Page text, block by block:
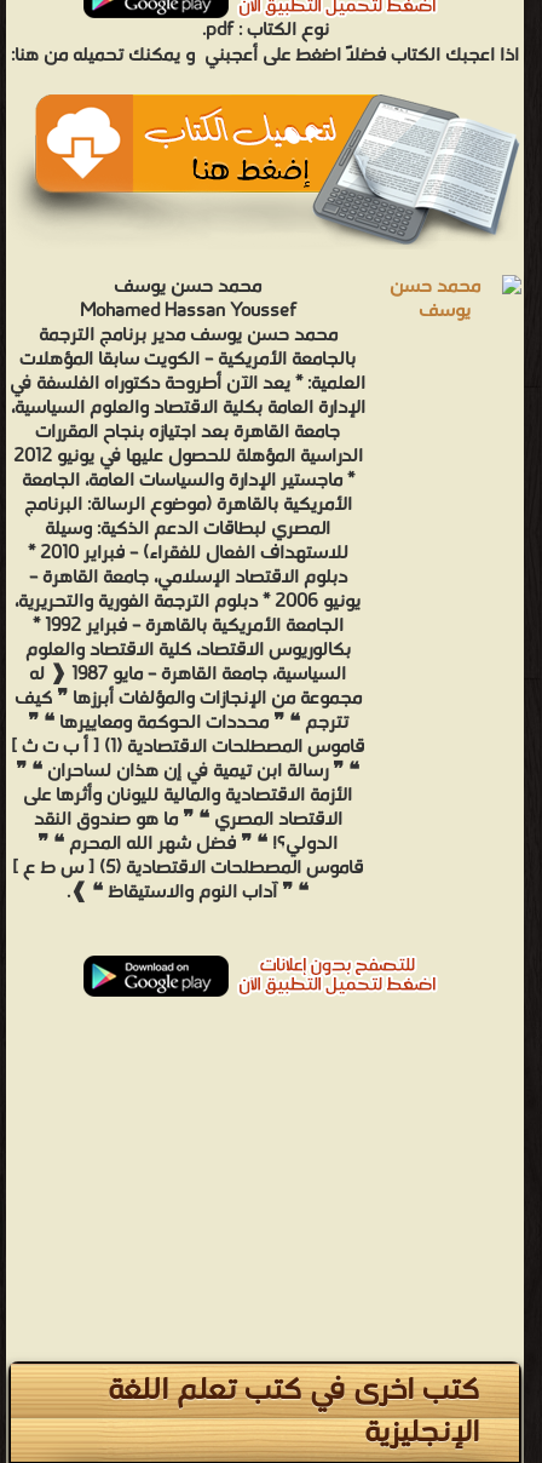
نوع الكتاب :pdf.
اذا اعجبك الكتاب فضلاً اضغط على أعجبني و يمكنك تحميله من هنا:
محمد حسن يوسف
Mohamed Hassan Youssef
محمد حسن يوسف مدير برنامج الترجمة
بالجامعة الأمريكية – الكويت سابقا المؤهلات
العلمية: * يعد الآن أطروحة دكتوراه الفلسفة في
الإدارة العامة بكلية الاقتصاد والعلوم السياسية،
جامعة القاهرة بعد اجتيازه بنجاح المقررات
الدراسية المؤهلة للحصول عليها في يونيو 2012
* ماجستير الإدارة والسياسات العامة، الجامعة
الأمريكية بالقاهرة (موضوع الرسالة: البرنامج
المصري لبطاقات الدعم الذكية: وسيلة
للاستهداف الفعال للفقراء) – فبراير 2010 *
دبلوم الاقتصاد الإسلامي، جامعة القاهرة –
يونيو 2006 * دبلوم الترجمة الفورية والتحريرية،
الجامعة الأمريكية بالقاهرة – فبراير 1992 *
بكالوريوس الاقتصاد، كلية الاقتصاد والعلوم
السياسية، جامعة القاهرة – مايو 1987 ❰ له
مجموعة من الإنجازات والمؤلفات أبرزها ❞ كيف
تترجم ❝ ❞ محددات الحوكمة ومعاييرها ❝ ❞
قاموس المصطلحات الاقتصادية (1) [ أ ب ت ث ]
❝ ❞ رسالة ابن تيمية في إن هذان لساحران ❝ ❞
الأزمة الاقتصادية والمالية لليونان وأثرها على
الاقتصاد المصري ❝ ❞ ما هو صندوق النقد
الدولي؟! ❝ ❞ فضل شهر الله المحرم ❝ ❞
قاموس المصطلحات الاقتصادية (5) [ س ط ع ]
❝ ❞ آداب النوم والاستيقاظ ❝ ❱.
كتب اخرى في كتب تعلم اللغة
الإنجليزية